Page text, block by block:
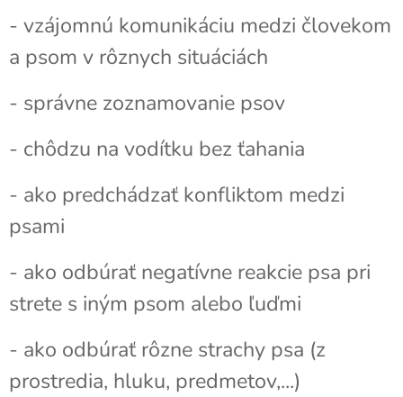
- vzájomnú komunikáciu medzi človekom
a psom v rôznych situáciách
- správne zoznamovanie psov
- chôdzu na vodítku bez ťahania
- ako predchádzať konfliktom medzi
psami
- ako odbúrať negatívne reakcie psa pri
strete s iným psom alebo ľuďmi
- ako odbúrať rôzne strachy psa (z
prostredia, hluku, predmetov,...)